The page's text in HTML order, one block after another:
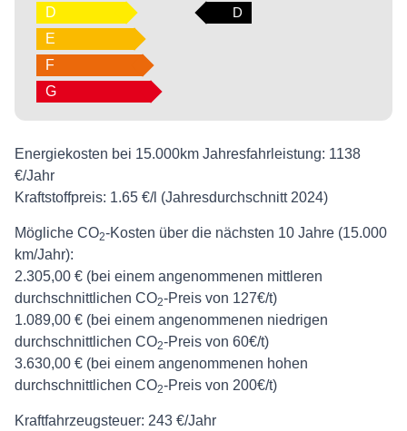
D
D
E
F
G
Energiekosten bei 15.000km Jahresfahrleistung: 1138
€/Jahr
Kraftstoffpreis: 1.65 €/l (Jahresdurchschnitt 2024)
Mögliche CO2-Kosten über die nächsten 10 Jahre (15.000
km/Jahr):
2.305,00 € (bei einem angenommenen mittleren
durchschnittlichen CO2-Preis von 127€/t)
1.089,00 € (bei einem angenommenen niedrigen
durchschnittlichen CO2-Preis von 60€/t)
3.630,00 € (bei einem angenommenen hohen
durchschnittlichen CO2-Preis von 200€/t)
Kraftfahrzeugsteuer: 243 €/Jahr